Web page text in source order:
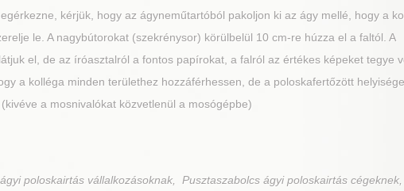
kérjük, hogy az ágyneműtartóból pakoljon ki az ágy mellé, hogy a
le. A nagybútorokat (szekrénysor) körülbelül 10 cm-re húzza el a faltól. A
el, de az íróasztalról a fontos papírokat, a falról az értékes képeket tegye
a kolléga minden területhez hozzáférhessen, de a poloskafertőzött
a mosnivalókat közvetlenül a mosógépbe)
poloskairtás vállalkozásoknak, Pusztaszabolcs ágyi poloskairtás cégeknek,